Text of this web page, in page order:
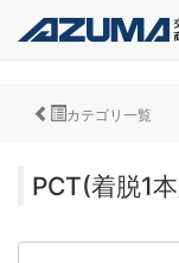
カテゴリ一覧
PCT(着脱1